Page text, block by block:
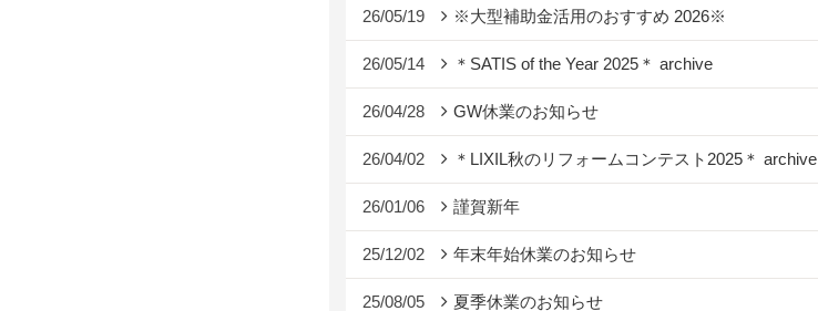
26/05/19 ※大型補助金活用のおすすめ 2026※
26/05/14 ＊SATIS of the Year 2025＊ archive
26/04/28 GW休業のお知らせ
26/04/02 ＊LIXIL秋のリフォームコンテスト2025＊ archive
26/01/06 謹賀新年
25/12/02 年末年始休業のお知らせ
25/08/05 夏季休業のお知らせ